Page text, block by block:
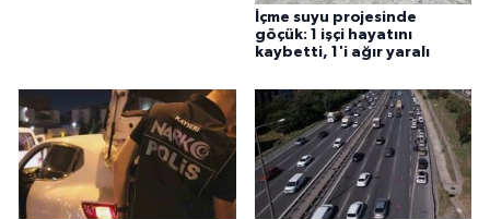
İçme suyu projesinde
göçük: 1 işçi hayatını
kaybetti, 1'i ağır yaralı